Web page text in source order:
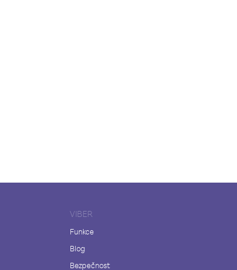
VIBER
Funkce
Blog
Bezpečnost